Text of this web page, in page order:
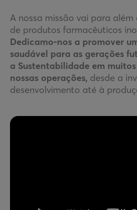
A nossa missão vai para
de produtos farmacêuticos
Dedicamo-nos a promover
saudável para as gerações
a Sustentabilidade em
nossas operações, desde a
desenvolvimento até à